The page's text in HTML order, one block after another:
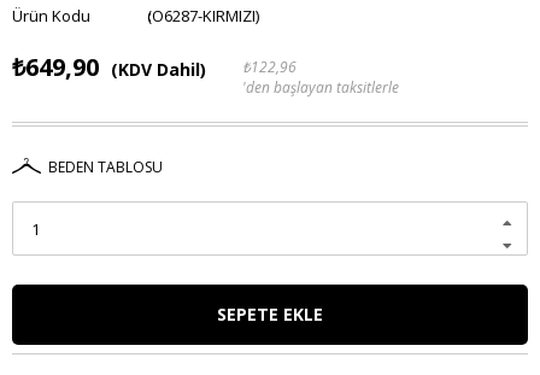
(O6287-KIRMIZI)
₺649,90 (KDV Dahil)
₺122,96
'den başlayan taksitlerle
BEDEN TABLOSU